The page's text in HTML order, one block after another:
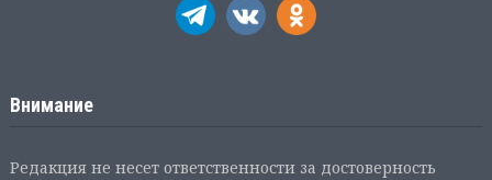
Внимание
Редакция не несет ответственности за достоверность